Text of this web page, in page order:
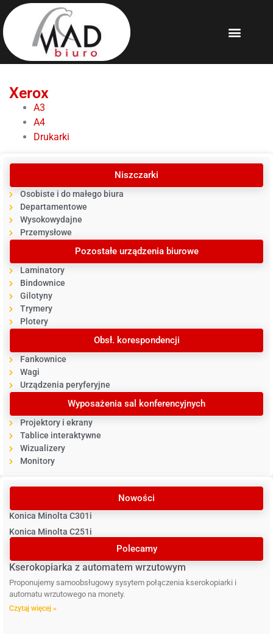
Niszczarki
Osobiste i do małego biura
Departamentowe
Wysokowydajne
Przemysłowe
Pozostałe urządzenia biurowe
Laminatory
Bindownice
Gilotyny
Trymery
Plotery
Obsł. korespondencji
Fankownice
Wagi
Urządzenia peryferyjne
Wyposażenia sal konferencyjnych
Projektory i ekrany
Tablice interaktywne
Wizualizery
Monitory
Xerox
A3
A4
Drukarki
Nowości
Konica Minolta C301i
Konica Minolta C251i
Polecamy
Kserokopiarka z automatem wrzutowym
Proponujemy samoobsługowy sysytem połączenia kserokopiarki i
automatu wrzutowego na monety.
Czytaj więcej »